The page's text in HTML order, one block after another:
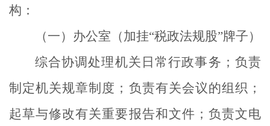
构：
（一）办公室（加挂“税政法规股”牌子）
综合协调处理机关日常行政事务；负责
制定机关规章制度；负责有关会议的组织；
起草与修改有关重要报告和文件；负责文电